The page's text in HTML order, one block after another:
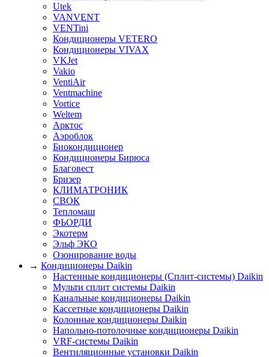
Utek
VANVENT
VENTini
Кондиционеры VETERO
Кондиционеры VIVAX
VKJet
Vakio
VentiAir
Ventmachine
Vortice
Weltem
Арктос
Аэроблок
Биокондиционер
Кондиционеры Бирюса
Благовест
Бризер
КЛИМАТРОНИК
СВОК
Тепломаш
ФЬОРДИ
Экотерм
Эльф ЭКО
Озонирование воды
→ Кондиционеры Daikin
Настенные кондиционеры (Сплит-системы) Daikin
Мульти сплит системы Daikin
Канальные кондиционеры Daikin
Кассетные кондиционеры Daikin
Колонные кондиционеры Daikin
Напольно-потолочные кондиционеры Daikin
VRF-системы Daikin
Вентиляционные установки Daikin